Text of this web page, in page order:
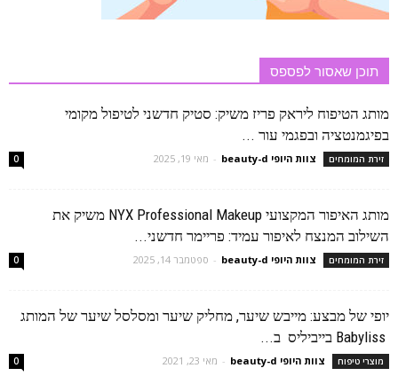
תוכן שאסור לפספס
מותג הטיפוח ליראק פריז משיק: סטיק חדשני לטיפול מקומי
בפיגמנטציה ובפגמי עור ...
זירת המומחים צוות היופי beauty-d - מאי 19, 2025 0
מותג האיפור המקצועי NYX Professional Makeup משיק את
השילוב המנצח לאיפור עמיד: פריימר חדשני...
זירת המומחים צוות היופי beauty-d - ספטמבר 14, 2025 0
יופי של מבצע: מייבש שיער, מחליק שיער ומסלסל שיער של המותג
מוצרי טיפוח צוות היופי beauty-d - מאי 23, 2021 0